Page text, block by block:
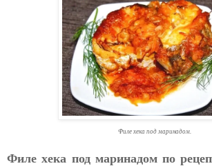
Филе хека под маринадом.
Филе хека под маринадом по